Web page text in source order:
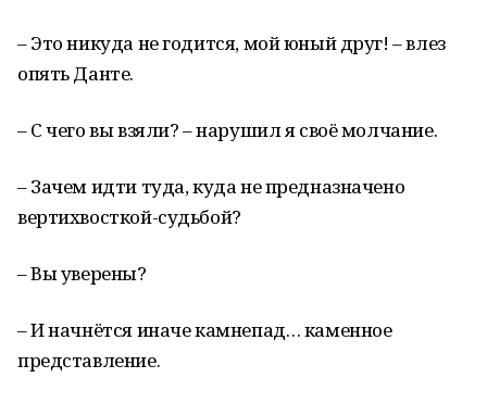
– Это никуда не годится, мой юный друг! – влез
опять Данте.
– С чего вы взяли? – нарушил я своё молчание.
– Зачем идти туда, куда не предназначено
вертихвосткой-судьбой?
– Вы уверены?
– И начнётся иначе камнепад… каменное
представление.